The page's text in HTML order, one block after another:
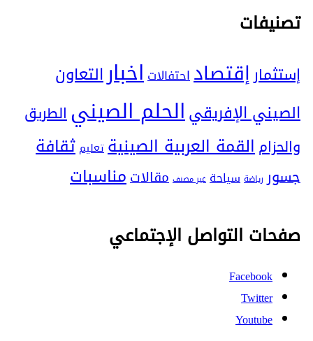
تصنيفات
إستثمارإقتصاداحتفالاتاخبارالتعاون
الصيني الإفريقيالحلم الصينيالطريق
والحزامالقمة العربية الصينيةتعليم ثقافة
جسور رياضة سياحة غير مصنف مقالاتمناسبات
صفحات التواصل الإجتماعي
Facebook
Twitter
Youtube